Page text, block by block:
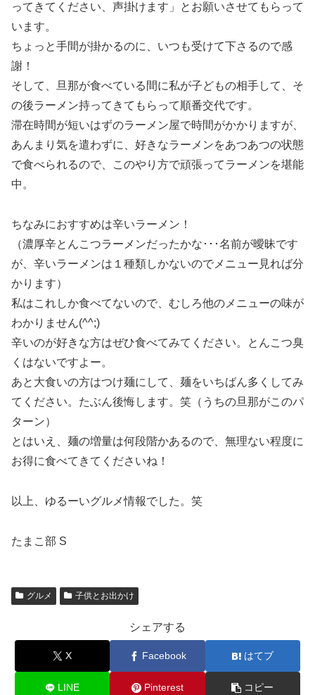
ってきてください、声掛けます」とお願いさせてもらって
います。
ちょっと手間が掛かるのに、いつも受けて下さるので感
謝！
そして、旦那が食べている間に私が子どもの相手して、そ
の後ラーメン持ってきてもらって順番交代です。
滞在時間が短いはずのラーメン屋で時間がかかりますが、
あんまり気を遣わずに、好きなラーメンをあつあつの状態
で食べられるので、このやり方で頑張ってラーメンを堪能
中。
ちなみにおすすめは辛いラーメン！
（濃厚辛とんこつラーメンだったかな･･･名前が曖昧です
が、辛いラーメンは１種類しかないのでメニュー見れば分
かります）
私はこれしか食べてないので、むしろ他のメニューの味が
わかりません(^^;)
辛いのが好きな方はぜひ食べてみてください。とんこつ臭
くはないですよー。
あと大食いの方はつけ麺にして、麺をいちばん多くしてみ
てください。たぶん後悔します。笑（うちの旦那がこのパ
ターン）
とはいえ、麺の増量は何段階かあるので、無理ない程度に
お得に食べてきてくださいね！
以上、ゆるーいグルメ情報でした。笑
たまこ部 S
グルメ 子供とお出かけ
シェアする
X Facebook はてブ
LINE Pinterest コピー